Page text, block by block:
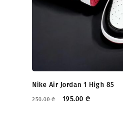
Nike Air Jordan 1 High 85
250.00₾ 195.00 ₾